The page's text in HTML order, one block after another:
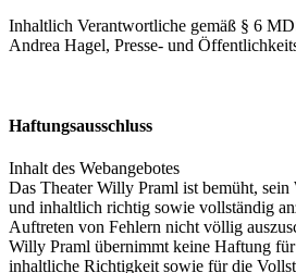
Inhaltlich Verantwortliche gemäß § 6
Andrea Hagel, Presse- und
Haftungsausschluss
Inhalt des Webangebotes
Das Theater Willy Praml ist bemüht, sein
und inhaltlich richtig sowie vollständig
Auftreten von Fehlern nicht völlig
Willy Praml übernimmt keine Haftung
inhaltliche Richtigkeit sowie für die